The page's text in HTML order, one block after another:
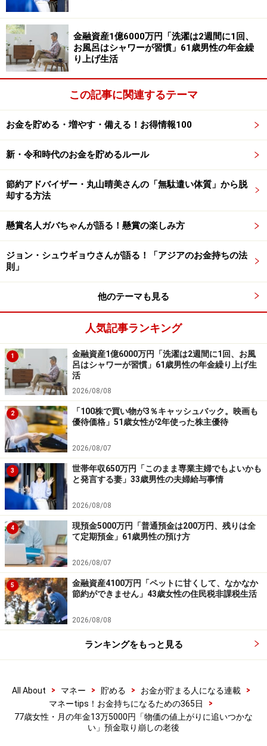
ようです。
「物価の値上がりに追いつかない」
年金額には不満があるものの、年金という「決まった収
入がある」ことには喜びを感じると語った投稿者。
現役時代に「無駄な出費が多すぎた」と悔やむ気持ちを
吐露されていました。
※皆さんの年金エピソードを募集中です。エピソードの
採用で3000円分のAmazonギフト券をもれなくプレゼン
ト。応募はこちらから
ーーーーーーーーーーーーーーーー
※本文カッコ内の回答者コメントは原文に準拠していま
す
※エピソードは投稿者の当時のものです。現在とはサー
ビスや金額などの情報が異なることがございます
※投稿エピソードのため、内容の正確性を保証するもの
ではございません
※記事内容は執筆時点のものです。最新の内容をご確認くださ
い。
本記事の内容は一般的な情報提供を目的としており、特定の金融
商品や投資行動を推奨するものではありません。
投資や資産運用に関する最終的なご判断はご自身の責任において
行ってください。
が、その内容を保証するものではなく、これに基づく損失・損害
【編集部からのお知らせ】
・「家計」について、アンケート（2026/8/31まで）を実施
金融資産1億6000万円「洗濯は2週間に1回、
お風呂はシャワーが習慣」61歳男性の年金繰
り上げ生活
この記事に関連するテーマ
お金を貯める・増やす・備える！お得情報100
新・令和時代のお金を貯めるルール
節約アドバイザー・丸山晴美さんの「無駄遣い体質」から脱
却する方法
懸賞名人ガバちゃんが語る！懸賞の楽しみ方
ジョン・シュウギョウさんが語る！「アジアのお金持ちの法
則」
他のテーマも見る
人気記事ランキング
1
金融資産1億6000万円「洗濯は2週間に1回、お風
呂はシャワーが習慣」61歳男性の年金繰り上げ生
活
2026/08/08
2
「100株で買い物が3％キャッシュバック。映画も
優待価格」51歳女性が2年使った株主優待
2026/08/07
3
世帯年収650万円「このまま専業主婦でもよいかも
と発言する妻」33歳男性の夫婦給与事情
2026/08/08
4
現預金5000万円「普通預金は200万円、残りは全
て定期預金」61歳男性の預け方
2026/08/07
5
金融資産4100万円「ペットに甘くして、なかなか
節約ができません」43歳女性の住民税非課税生活
2026/08/08
ランキングをもっと見る
All About > マネー > 貯める > お金が貯まる人になる連載
>
マネーtips！お金持ちになるための365日
>
77歳女性・月の年金13万5000円「物価の値上がりに追いつかな
い」預金取り崩しの老後